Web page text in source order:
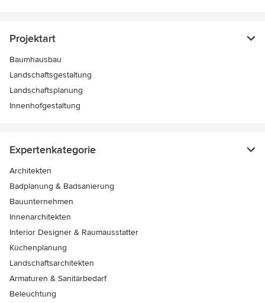
Projektart
Baumhausbau
Landschaftsgestaltung
Landschaftsplanung
Innenhofgestaltung
Expertenkategorie
Architekten
Badplanung & Badsanierung
Bauunternehmen
Innenarchitekten
Interior Designer & Raumausstatter
Küchenplanung
Landschaftsarchitekten
Armaturen & Sanitärbedarf
Beleuchtung